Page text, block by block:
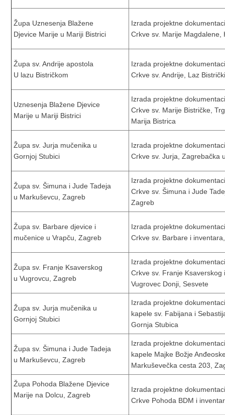
Župa Uznesenja Blažene
Djevice Marije u Mariji Bistrici
Izrada projektne
Crkve sv. Marije Magdalene,
Župa sv. Andrije apostola
U lazu Bistričkom
Izrada projektne
Crkve sv. Andrije, Laz
Uznesenja Blažene Djevice
Marije u Mariji Bistrici
Izrada projektne
Crkve sv. Marije Bistričke,
Marija Bistrica
Župa sv. Jurja mučenika u
Gornjoj Stubici
Izrada projektne
Crkve sv. Jurja, Zagrebačka
Župa sv. Šimuna i Jude Tadeja
u Markuševcu, Zagreb
Izrada projektne
Crkve sv. Šimuna i Jude
Zagreb
Župa sv. Barbare djevice i
mučenice u Vrapču, Zagreb
Izrada projektne
Crkve sv. Barbare i
Župa sv. Franje Ksaverskog
u Vugrovcu, Zagreb
Izrada projektne
Crkve sv. Franje
Vugrovec Donji, Sesvete
Župa sv. Jurja mučenika u
Gornjoj Stubici
Izrada projektne
kapele sv. Fabijana i
Gornja Stubica
Župa sv. Šimuna i Jude Tadeja
u Markuševcu, Zagreb
Izrada projektne
kapele Majke Božje
Markuševečka cesta 203,
Župa Pohoda Blažene Djevice
Marije na Dolcu, Zagreb
Izrada projektne
Crkve Pohoda BDM i